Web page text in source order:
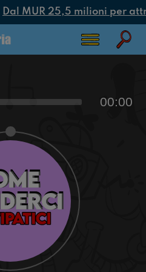
Dal MUR 25,5 milioni per
00:00